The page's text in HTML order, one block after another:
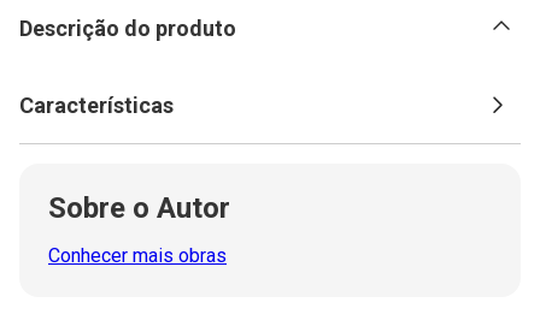
Descrição do produto
Características
Sobre o Autor
Conhecer mais obras